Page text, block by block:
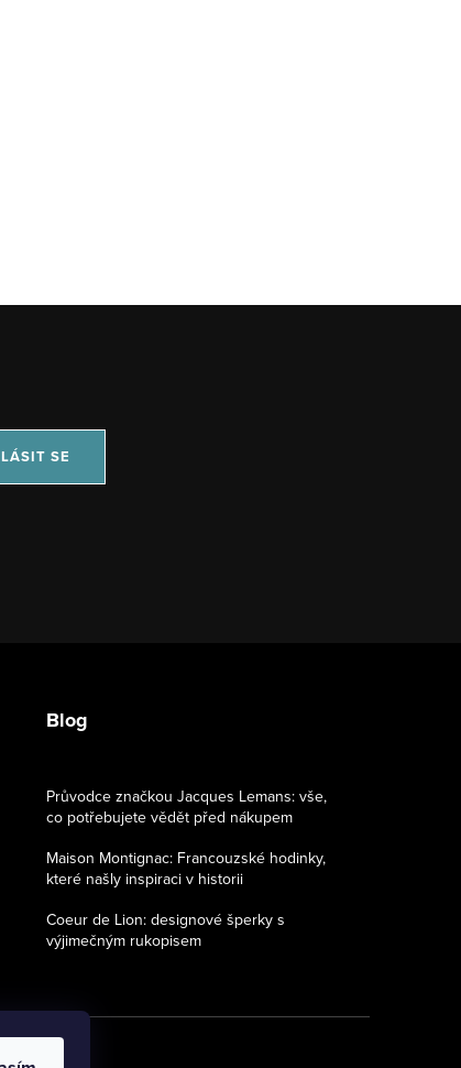
SE
Blog
Průvodce značkou Jacques Lemans: vše,
co potřebujete vědět před nákupem
Maison Montignac: Francouzské hodinky,
které našly inspiraci v historii
Coeur de Lion: designové šperky s
výjimečným rukopisem